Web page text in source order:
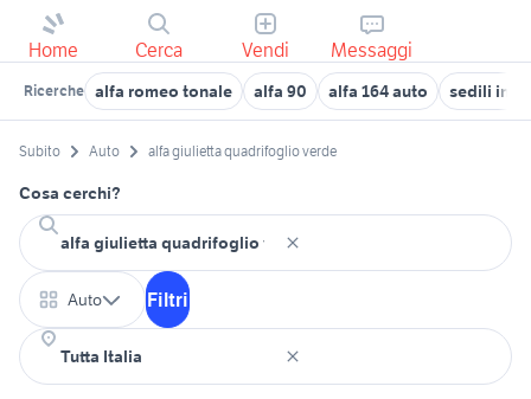
Home Cerca Vendi Messaggi
Ricerche alfa romeo tonale alfa 90 alfa 164 auto sedili in
Subito Auto alfa giulietta quadrifoglio verde
Cosa cerchi?
Auto Filtri